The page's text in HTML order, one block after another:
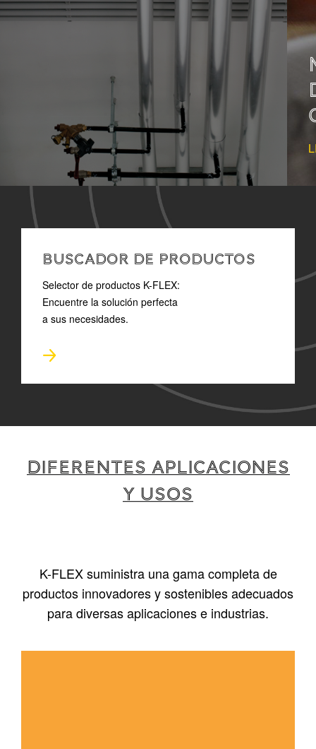
MEJORAR LA CALIDAD
DE VIDA MEDIANTE EL
CONTROL DEL SONIDO
LEÉR MAS
BUSCADOR DE PRODUCTOS
Selector de productos K-FLEX:
Encuentre la solución perfecta
a sus necesidades.
DIFERENTES APLICACIONES
Y USOS
K-FLEX suministra una gama completa de
productos innovadores y sostenibles adecuados
para diversas aplicaciones e industrias.